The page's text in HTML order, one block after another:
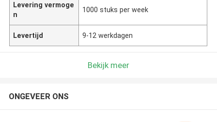
Levering vermoge
n
1000 stuks per week
Levertijd 9-12 werkdagen
Bekijk meer
ONGEVEER ONS